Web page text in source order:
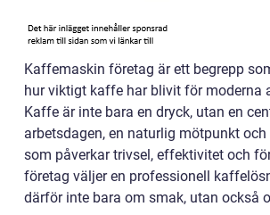
Kaffemaskin företag är ett begrepp
hur viktigt kaffe har blivit för moderna
Kaffe är inte bara en dryck, utan en
arbetsdagen, en naturlig mötpunkt
som påverkar trivsel, effektivitet och
företag väljer en professionell
därför inte bara om smak, utan också